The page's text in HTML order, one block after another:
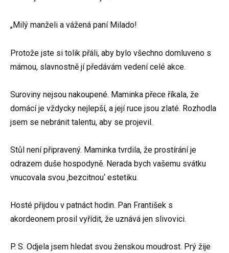
„Milý manželi a vážená paní Milado!
Protože jste si tolik přáli, aby bylo všechno domluveno s
mámou, slavnostně jí předávám vedení celé akce.
Suroviny nejsou nakoupené. Maminka přece říkala, že
domácí je vždycky nejlepší, a její ruce jsou zlaté. Rozhodla
jsem se nebránit talentu, aby se projevil.
Stůl není připravený. Maminka tvrdila, že prostírání je
odrazem duše hospodyně. Nerada bych vašemu svátku
vnucovala svou ‚bezcitnou‘ estetiku.
Hosté přijdou v patnáct hodin. Pan František s
akordeonem prosil vyřídit, že uznává jen slivovici.
P. S. Odjela jsem hledat svou ženskou moudrost. Prý žije